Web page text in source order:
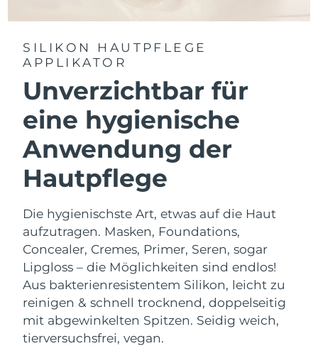
SILIKON HAUTPFLEGE
APPLIKATOR
Unverzichtbar für
eine hygienische
Anwendung der
Hautpflege
Die hygienischste Art, etwas auf die Haut
aufzutragen. Masken, Foundations,
Concealer, Cremes, Primer, Seren, sogar
Lipgloss – die Möglichkeiten sind endlos!
Aus bakterienresistentem Silikon, leicht zu
reinigen & schnell trocknend, doppelseitig
mit abgewinkelten Spitzen. Seidig weich,
tierversuchsfrei, vegan.